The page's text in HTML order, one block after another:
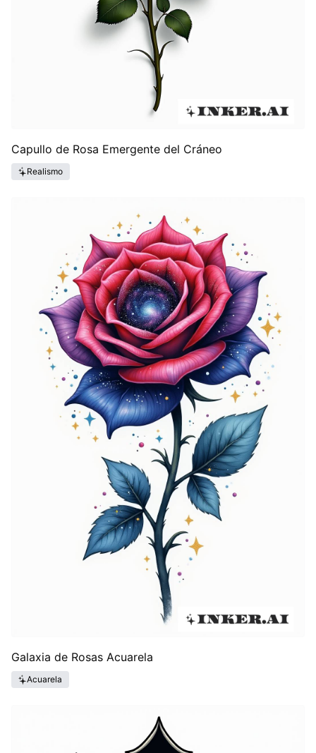
Capullo de Rosa Emergente del Cráneo
Realismo
Galaxia de Rosas Acuarela
Acuarela